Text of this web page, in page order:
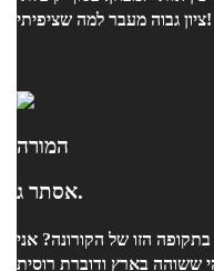
ציון גבוה מעבר למה שציפיתי!
המורה
אסתר ג.
הזו של הקורונה? אני
ששוהה בארץ ודוברת רוסית